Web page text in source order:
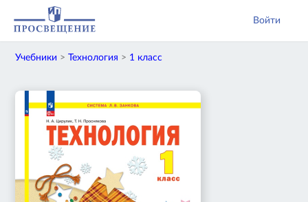
Войти
Учебники > Технология > 1 класс